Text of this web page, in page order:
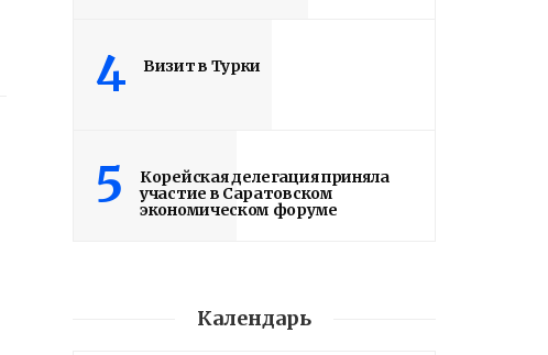
4 Визит в Турки
5
Корейская делегация приняла
участие в Саратовском
экономическом форуме
Календарь